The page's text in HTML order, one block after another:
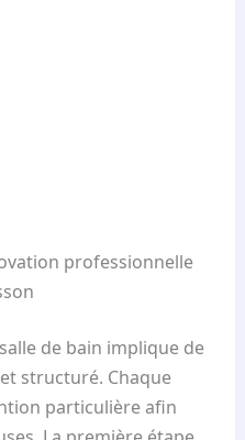
professionnelle
de bain implique de
structuré. Chaque
particulière afin